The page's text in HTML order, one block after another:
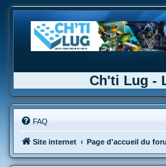
Ch'ti Lug -
FAQ
Site internet Page d'accueil du